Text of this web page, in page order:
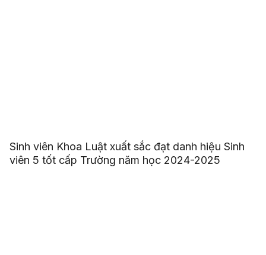
Sinh viên Khoa Luật xuất sắc đạt danh hiệu Sinh
viên 5 tốt cấp Trường năm học 2024-2025